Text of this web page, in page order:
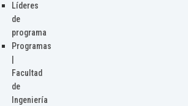
Líderes
de
programa
Programas
Facultad
de
Ingeniería